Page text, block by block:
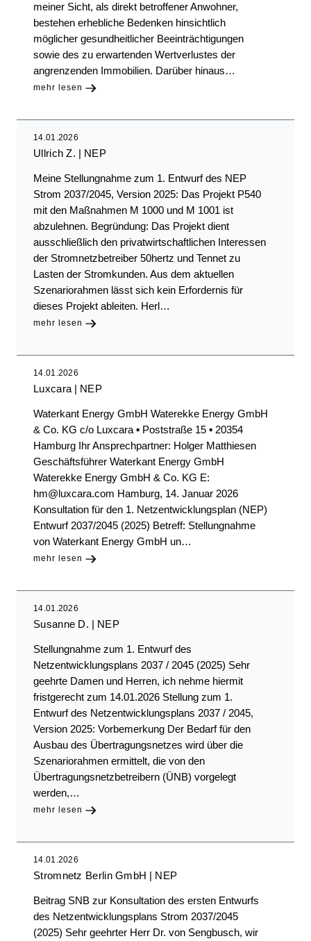
meiner Sicht, als direkt betroffener Anwohner,
bestehen erhebliche Bedenken hinsichtlich
möglicher gesundheitlicher Beeinträchtigungen
sowie des zu erwartenden Wertverlustes der
angrenzenden Immobilien. Darüber hinaus…
mehr lesen
14.01.2026
Ullrich Z. NEP
Meine Stellungnahme zum 1. Entwurf des NEP
Strom 2037/2045, Version 2025: Das Projekt P540
mit den Maßnahmen M 1000 und M 1001 ist
abzulehnen. Begründung: Das Projekt dient
ausschließlich den privatwirtschaftlichen Interessen
der Stromnetzbetreiber 50hertz und Tennet zu
Lasten der Stromkunden. Aus dem aktuellen
Szenariorahmen lässt sich kein Erfordernis für
dieses Projekt ableiten. Herl…
mehr lesen
14.01.2026
Luxcara NEP
Waterkant Energy GmbH Waterekke Energy GmbH
& Co. KG c/o Luxcara ▪ Poststraße 15 ▪ 20354
Hamburg Ihr Ansprechpartner: Holger Matthiesen
Geschäftsführer Waterkant Energy GmbH
Waterekke Energy GmbH & Co. KG E:
hm@luxcara.com Hamburg, 14. Januar 2026
Konsultation für den 1. Netzentwicklungsplan (NEP)
Entwurf 2037/2045 (2025) Betreff: Stellungnahme
von Waterkant Energy GmbH un…
mehr lesen
14.01.2026
Susanne D. NEP
Stellungnahme zum 1. Entwurf des
Netzentwicklungsplans 2037 / 2045 (2025) Sehr
geehrte Damen und Herren, ich nehme hiermit
fristgerecht zum 14.01.2026 Stellung zum 1.
Entwurf des Netzentwicklungsplans 2037 / 2045,
Version 2025: Vorbemerkung Der Bedarf für den
Ausbau des Übertragungsnetzes wird über die
Szenariorahmen ermittelt, die von den
Übertragungsnetzbetreibern (ÜNB) vorgelegt
werden,…
mehr lesen
14.01.2026
Stromnetz Berlin GmbH NEP
Beitrag SNB zur Konsultation des ersten Entwurfs
des Netzentwicklungsplans Strom 2037/2045
(2025) Sehr geehrter Herr Dr. von Sengbusch, wir